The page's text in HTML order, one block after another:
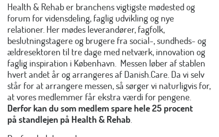
Health & Rehab er branchens vigtigste mødested og
forum for vidensdeling, faglig udvikling og nye
relationer. Her mødes leverandører, fagfolk,
beslutningstagere og brugere fra social-, sundheds- og
ældresektoren til tre dage med netværk, innovation og
faglig inspiration i København. Messen løber af stablen
hvert andet år og arrangeres af Danish.Care. Da vi selv
står for at arrangere messen, så sørger vi naturligvis for,
at vores medlemmer får ekstra værdi for pengene.
Derfor kan du som medlem spare hele 25 procent
på standlejen på Health & Rehab.